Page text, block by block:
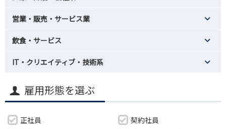
営業・販売・サービス業
飲食・サービス
IT・クリエイティブ・技術系
雇用形態を選ぶ
正社員
契約社員